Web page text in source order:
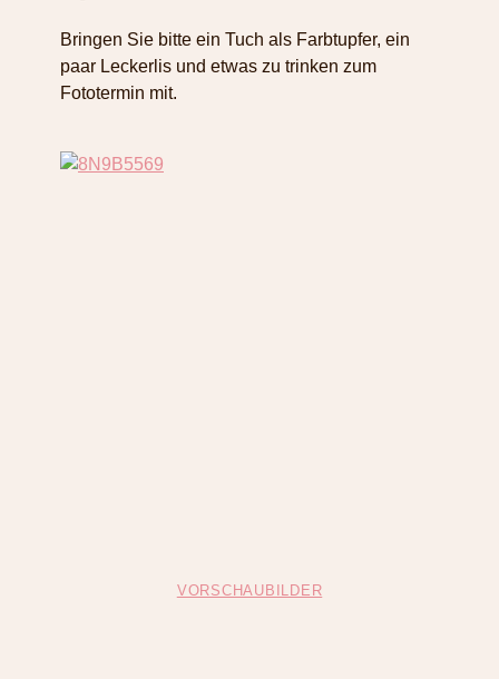
Bringen Sie bitte ein Tuch als Farbtupfer, ein
paar Leckerlis und etwas zu trinken zum
Fototermin mit.
VORSCHAUBILDER